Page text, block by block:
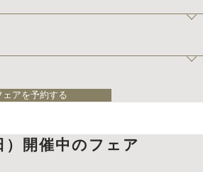
ェアを予約する
）開催中のフェア